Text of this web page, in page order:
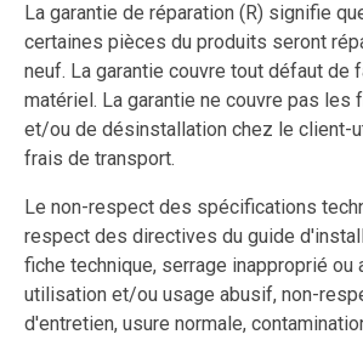
La garantie de réparation (R) signifie
certaines pièces du produits seront
neuf. La garantie couvre tout défaut de
matériel. La garantie ne couvre pas les
et/ou de désinstallation chez le client-
frais de transport.
Le non-respect des spécifications
respect des directives du guide
fiche technique, serrage inapproprié ou
utilisation et/ou usage abusif, non-
d'entretien, usure normale,